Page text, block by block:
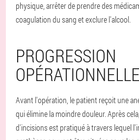
physique, arrêter de prendre des
coagulation du sang et exclure l'alcool.
PROGRESSION
OPÉRATIONNELLE
Avant l'opération, le patient reçoit une
qui élimine la moindre douleur. Après
d'incisions est pratiqué à travers lequel